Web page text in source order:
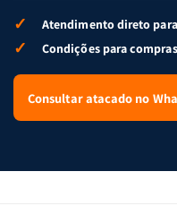
✓ Atendimento direto
✓ Condições para
Consultar atacado no